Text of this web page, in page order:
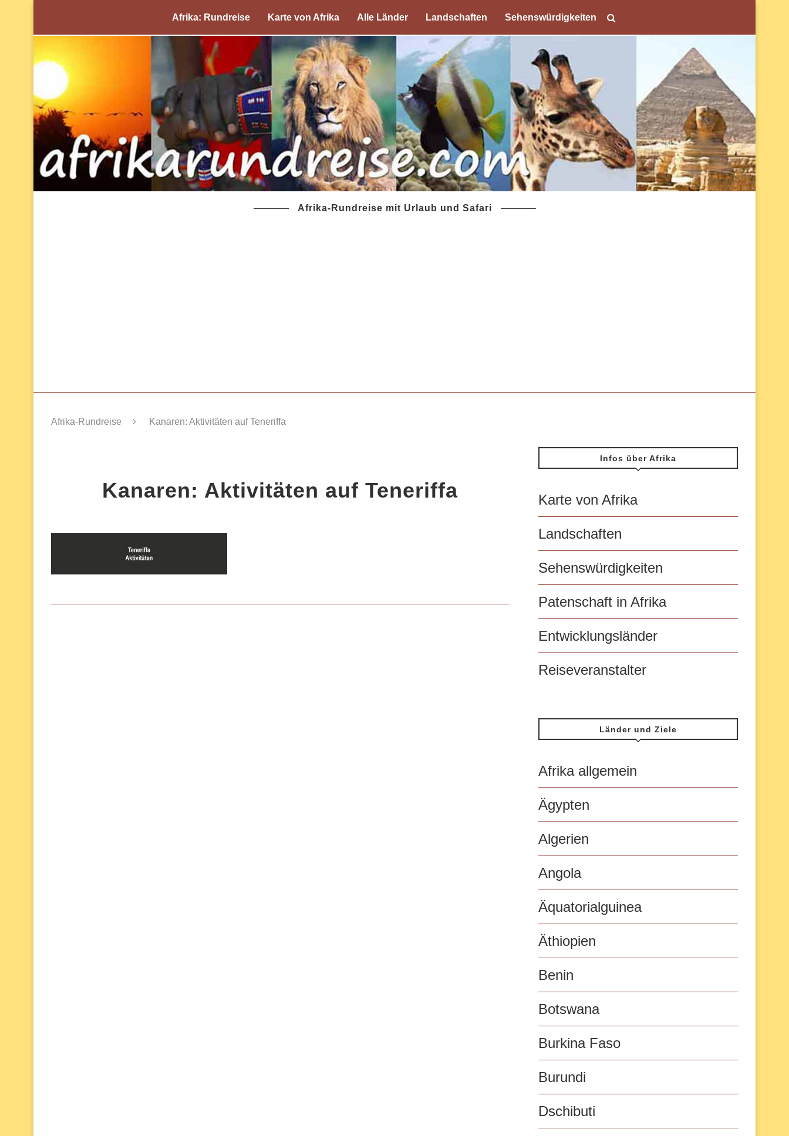
Afrika: Rundreise Karte von Afrika Alle Länder Landschaften Sehenswürdigkeiten
Afrika-Rundreise mit Urlaub und Safari
Afrika-Rundreise Kanaren: Aktivitäten auf Teneriffa
Kanaren: Aktivitäten auf Teneriffa
Infos über Afrika
Karte von Afrika
Landschaften
Sehenswürdigkeiten
Patenschaft in Afrika
Entwicklungsländer
Reiseveranstalter
Länder und Ziele
Afrika allgemein
Ägypten
Algerien
Angola
Äquatorialguinea
Äthiopien
Benin
Botswana
Burkina Faso
Burundi
Dschibuti